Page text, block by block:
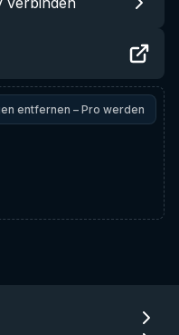
entfernen – Pro werden